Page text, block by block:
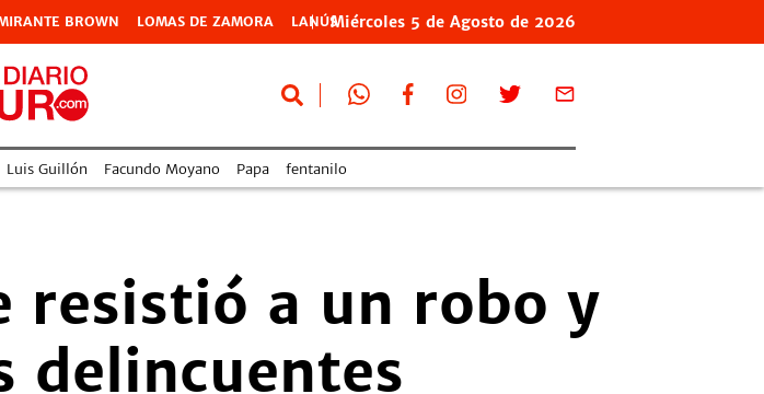
BROWN LOMAS DE ZAMORA LANÚSMiércoles 5 de Agosto de 2026
Luis Guillón Facundo Moyano Papa fentanilo
resistió a un robo y
delincuentes